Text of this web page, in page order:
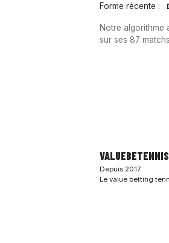
Forme récente :
Notre algorithme
sur ses 87
VALUEBETENNIS
Depuis 2017.
Le value betting